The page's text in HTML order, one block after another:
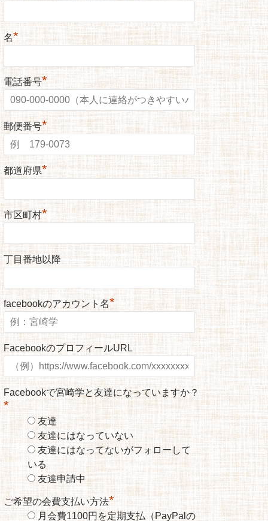
名*
電話番号*
郵便番号*
都道府県*
市区町村*
丁目番地以降
facebookのアカウント名*
FacebookのプロフィールURL
Facebookで宮崎学と友達になっていますか？
*
友達
友達にはなっていない
友達にはなってないがフォローして
いる
友達申請中
ご希望の会費支払い方法*
月会費1100円を定期支払（PayPalの